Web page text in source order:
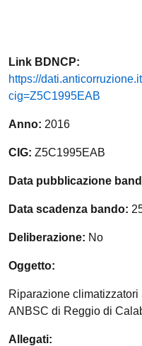
Link BDNCP:
https://
cig=Z5C1995EAB
Anno: 2016
CIG: Z5C1995EAB
Data pubblicazione
Data scadenza bando:
Deliberazione: No
Oggetto:
Riparazione
ANBSC di Reggio di
Allegati: